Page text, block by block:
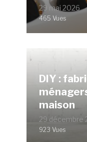
29 mai 2026
465 Vues
DIY :
maison
29 décembre
923 Vues